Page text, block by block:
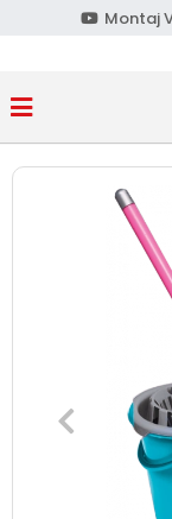
Montaj